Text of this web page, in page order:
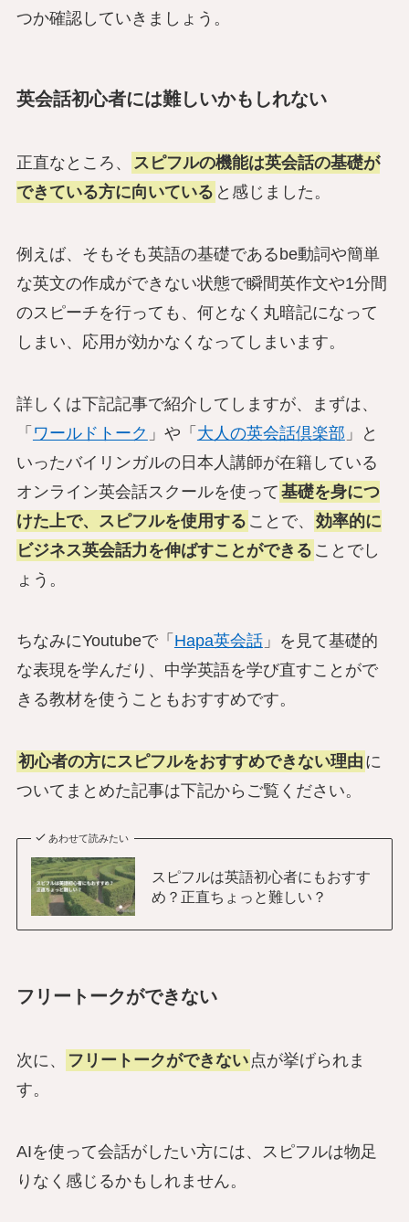
つか確認していきましょう。
英会話初心者には難しいかもしれない
正直なところ、
スピフルの機能は英会話の基礎が
できている方に向いている と感じました。
例えば、そもそも英語の基礎であるbe動詞や簡単
な英文の作成ができない状態で瞬間英作文や1分間
のスピーチを行っても、何となく丸暗記になって
しまい、応用が効かなくなってしまいます。
詳しくは下記記事で紹介してしますが、まずは、
「 ワールドトーク 」や「 大人の英会話倶楽部 」と
いったバイリンガルの日本人講師が在籍している
オンライン英会話スクールを使って 基礎を身につ
けた上で、スピフルを使用する ことで、
効率的に
ビジネス英会話力を伸ばすことができる ことでし
ょう。
ちなみにYoutubeで「 Hapa英会話」を見て基礎的
な表現を学んだり、中学英語を学び直すことがで
きる教材を使うこともおすすめです。
初心者の方にスピフルをおすすめできない理由 に
ついてまとめた記事は下記からご覧ください。
あわせて読みたい
スピフルは英語初心者にもおすす
め？正直ちょっと難しい？
フリートークができない
次に、 フリートークができない 点が挙げられま
す。
AIを使って会話がしたい方には、スピフルは物足
りなく感じるかもしれません。